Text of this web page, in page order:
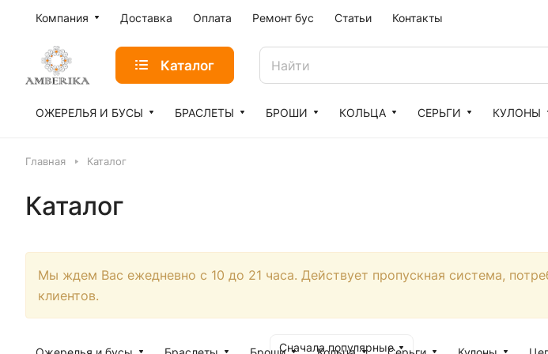
Компания Доставка Оплата Ремонт бус Статьи Контакты
Каталог
ОЖЕРЕЛЬЯ И БУСЫ БРАСЛЕТЫ БРОШИ КОЛЬЦА СЕРЬГИ КУЛОНЫ
Главная Каталог
Каталог
Мы ждем Вас ежедневно с 10 до 21 часа. Действует пропускная система,
клиентов.
Сначала популярные